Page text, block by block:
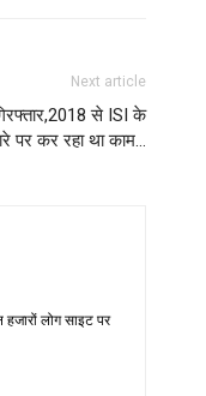
Next article
से ISI के
पर कर रहा था काम…
लोग साइट पर